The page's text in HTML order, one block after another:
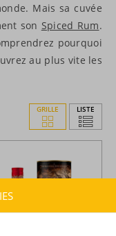
Mais sa cuvée
son Spiced Rum.
pourquoi
au plus vite les
GRILLE LISTE